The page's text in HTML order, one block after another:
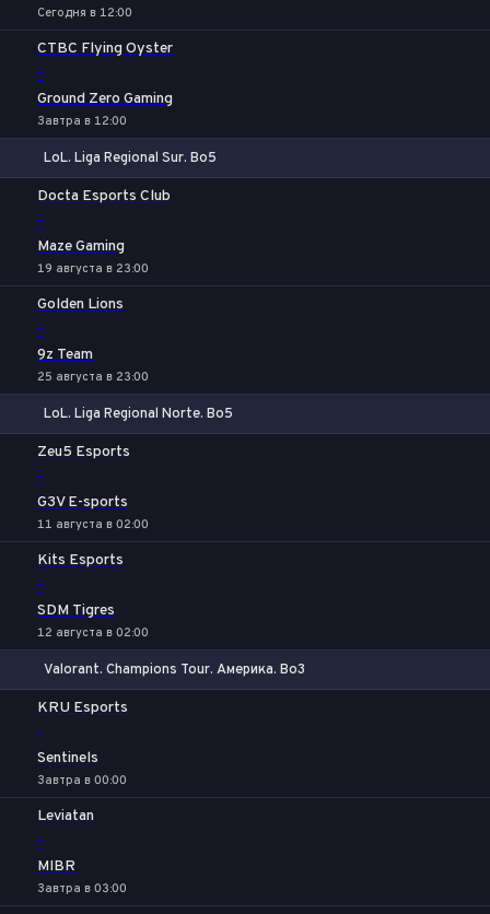
Сегодня в 12:00
CTBC Flying Oyster
-
Ground Zero Gaming
Завтра в 12:00
LoL. Liga Regional Sur. Bo5
Docta Esports Club
-
Maze Gaming
19 августа в 23:00
Golden Lions
-
9z Team
25 августа в 23:00
LoL. Liga Regional Norte. Bo5
Zeu5 Esports
-
G3V E-sports
11 августа в 02:00
Kits Esports
-
SDM Tigres
12 августа в 02:00
Valorant. Champions Tour. Америка. Bo3
KRU Esports
-
Sentinels
Завтра в 00:00
Leviatan
-
MIBR
Завтра в 03:00